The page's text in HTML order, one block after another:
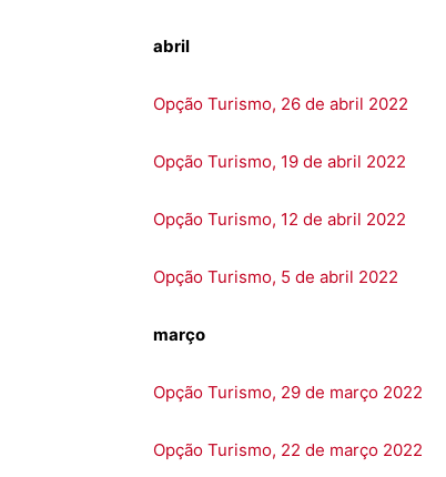
abril
Opção Turismo, 26 de abril 2022
Opção Turismo, 19 de abril 2022
Opção Turismo, 12 de abril 2022
Opção Turismo, 5 de abril 2022
março
Opção Turismo, 29 de março 2022
Opção Turismo, 22 de março 2022